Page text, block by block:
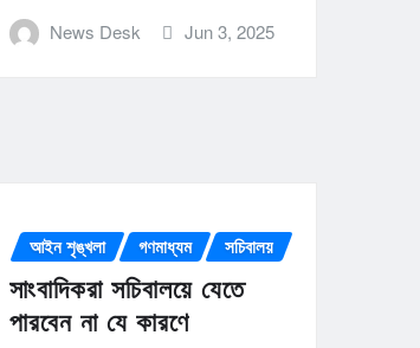
News Desk Jun 3, 2025
আইন শৃঙ্খলা গণমাধ্যম সচিবালয়
সাংবাদিকরা সচিবালয়ে যেতে
পারবেন না যে কারণে